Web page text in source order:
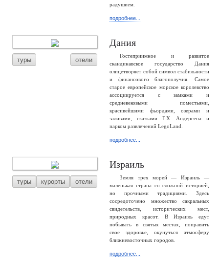
радушием.
подробнее...
туры отели
Дания
Гостеприимное и развитое
скандинавское государство Дания
олицетворяет собой символ стабильности
и финансового благополучия. Самое
старое европейское морское королевство
ассоциируется с замками и
средневековыми поместьями,
красивейшими фьордами, озерами и
заливами, сказками Г.Х. Андерсена и
парком развлечений LegoLand.
подробнее...
туры курорты отели
Израиль
Земля трех морей — Израиль —
маленькая страна со сложной историей,
но прочными традициями. Здесь
сосредоточено множество сакральных
свидетельств, исторических мест,
природных красот. В Израиль едут
побывать в святых местах, поправить
свое здоровье, окунуться атмосферу
ближневосточных городов.
подробнее...